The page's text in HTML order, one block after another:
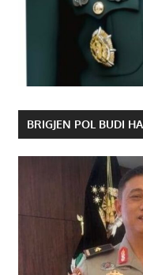
BRIGJEN POL BUDI